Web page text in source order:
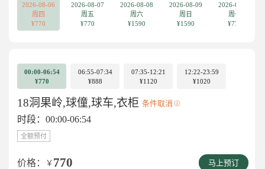
2026-08-06
周四
¥770
2026-08-07
周五
¥770
2026-08-08
周六
¥1590
2026-08-09
周日
¥1590
2026-08-10
周一
¥770
00:00-06:54
¥770
06:55-07:34
¥888
07:35-12:21
¥1120
12:22-23:59
¥1020
18洞果岭,球僮,球车,衣柜 条件取消
时段：00:00-06:54
全额预付
价格： ￥ 770 马上预订